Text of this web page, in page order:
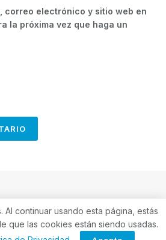
correo electrónico y sitio web en
la próxima vez que haga un
Al continuar usando esta página, estás
que las cookies están siendo usadas.